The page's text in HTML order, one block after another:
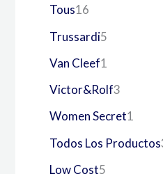
Tous16
Trussardi5
Van Cleef1
Victor&Rolf3
Women Secret1
Todos Los Productos
Low Cost5